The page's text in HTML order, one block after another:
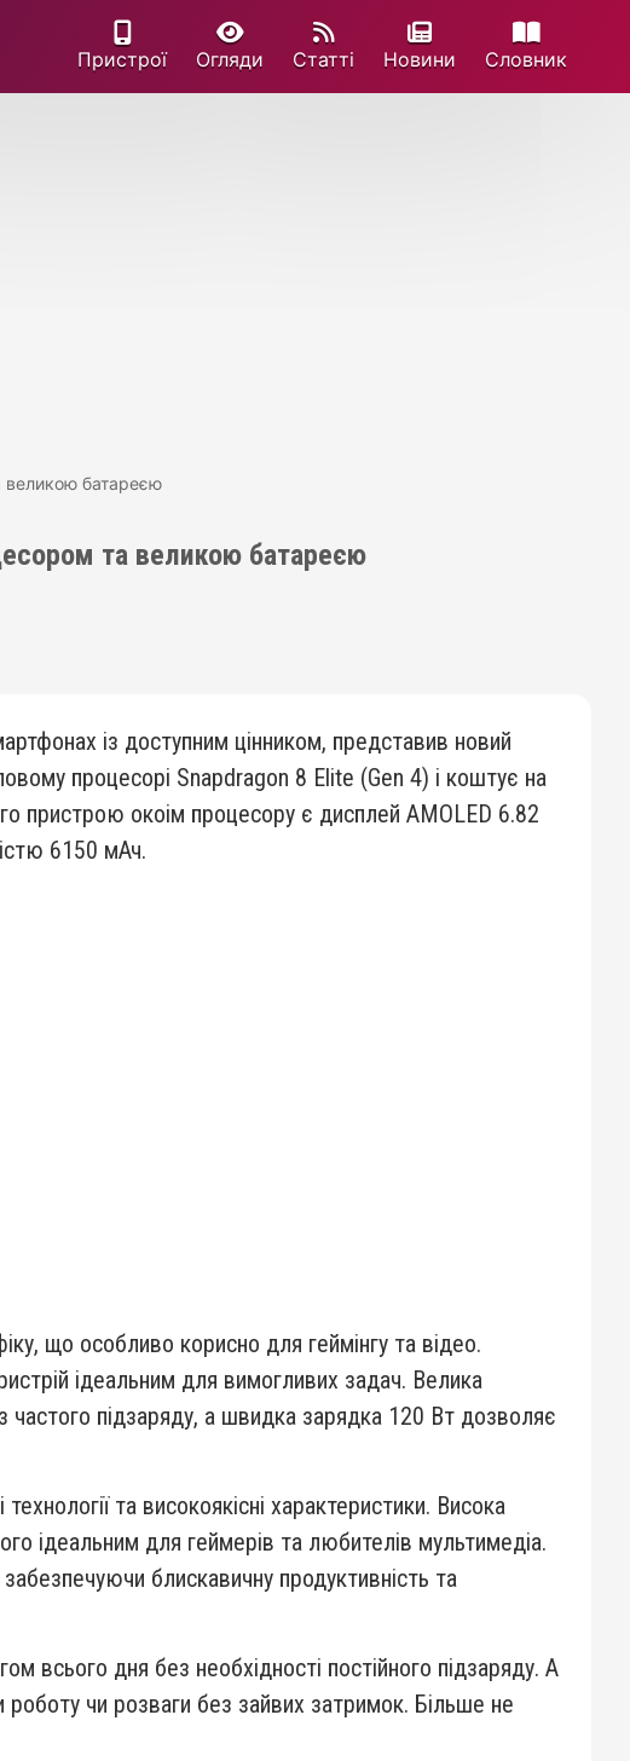
Пристрої Огляди Статті Новини Cловник
великою батареєю
та великою батареєю
із доступним цінником, представив новий
процесорі Snapdragon 8 Elite (Gen 4) і коштує на
пристрою окоім процесору є дисплей AMOLED 6.82
6150 мАч.
що особливо корисно для геймінгу та відео.
ідеальним для вимогливих задач. Велика
частого підзаряду, а швидка зарядка 120 Вт дозволяє
технології та високоякісні характеристики. Висока
ідеальним для геймерів та любителів мультимедіа.
блискавичну продуктивність та
всього дня без необхідності постійного підзаряду. А
чи розваги без зайвих затримок. Більше не